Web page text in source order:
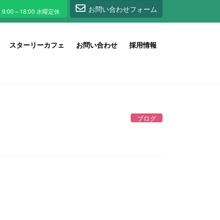
お問い合わせフォーム
スターリーカフェ お問い合わせ 採用情報
ブログ